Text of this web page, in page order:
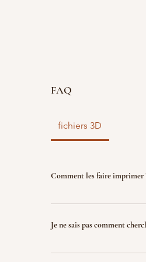
FAQ
fichiers 3D
Comment les faire imprimer
vous disposez d'un
garantir la propriété
Je ne sais pas comment
Indiquez nous ce que